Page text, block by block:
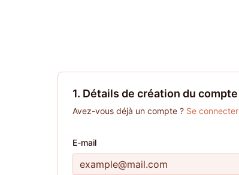
1. Détails de création du compte
Avez-vous déjà un compte ? Se connecter
E-mail